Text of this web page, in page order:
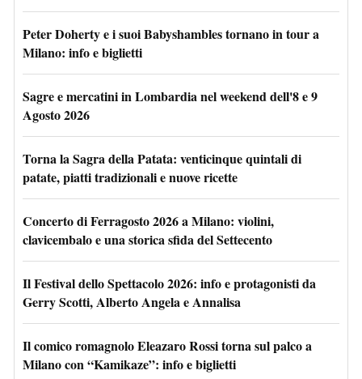
Peter Doherty e i suoi Babyshambles tornano in tour a
Milano: info e biglietti
Sagre e mercatini in Lombardia nel weekend dell'8 e 9
Agosto 2026
Torna la Sagra della Patata: venticinque quintali di
patate, piatti tradizionali e nuove ricette
Concerto di Ferragosto 2026 a Milano: violini,
clavicembalo e una storica sfida del Settecento
Il Festival dello Spettacolo 2026: info e protagonisti da
Gerry Scotti, Alberto Angela e Annalisa
Il comico romagnolo Eleazaro Rossi torna sul palco a
Milano con “Kamikaze”: info e biglietti